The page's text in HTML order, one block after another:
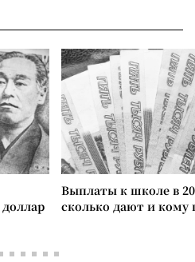
Выплаты к школе в
сколько дают и